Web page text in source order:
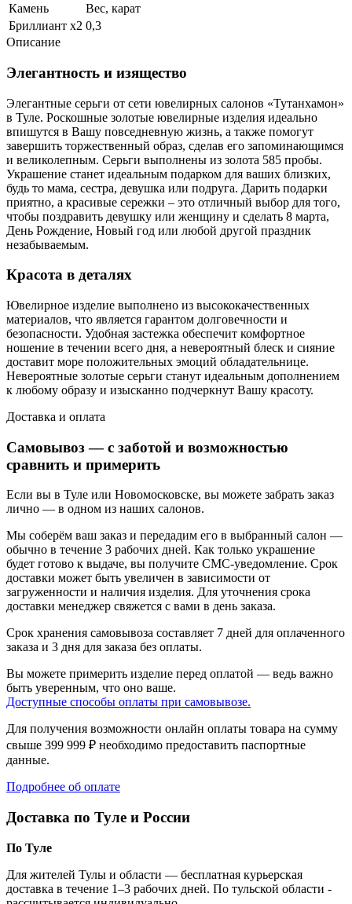
Камень
Вес, карат
Бриллиант х2 0,3
Описание
Элегантность и изящество
Элегантные серьги от сети ювелирных салонов «Тутанхамон»
в Туле. Роскошные золотые ювелирные изделия идеально
впишутся в Вашу повседневную жизнь, а также помогут
завершить торжественный образ, сделав его запоминающимся
и великолепным. Серьги выполнены из золота 585 пробы.
Украшение станет идеальным подарком для ваших близких,
будь то мама, сестра, девушка или подруга. Дарить подарки
приятно, а красивые сережки – это отличный выбор для того,
чтобы поздравить девушку или женщину и сделать 8 марта,
День Рождение, Новый год или любой другой праздник
незабываемым.
Красота в деталях
Ювелирное изделие выполнено из высококачественных
материалов, что является гарантом долговечности и
безопасности. Удобная застежка обеспечит комфортное
ношение в течении всего дня, а невероятный блеск и сияние
доставит море положительных эмоций обладательнице.
Невероятные золотые серьги станут идеальным дополнением
к любому образу и изысканно подчеркнут Вашу красоту.
Доставка и оплата
Самовывоз — с заботой и возможностью
сравнить и примерить
Если вы в Туле или Новомосковске, вы можете забрать заказ
лично — в одном из наших салонов.
Мы соберём ваш заказ и передадим его в выбранный салон —
обычно в течение 3 рабочих дней. Как только украшение
будет готово к выдаче, вы получите СМС-уведомление. Срок
доставки может быть увеличен в зависимости от
загруженности и наличия изделия. Для уточнения срока
доставки менеджер свяжется с вами в день заказа.
Срок хранения самовывоза составляет 7 дней для оплаченного
заказа и 3 дня для заказа без оплаты.
Вы можете примерить изделие перед оплатой — ведь важно
быть уверенным, что оно ваше.
Доступные способы оплаты при самовывозе.
Для получения возможности онлайн оплаты товара на сумму
свыше 399 999 ₽ необходимо предоставить паспортные
данные.
Подробнее об оплате
Доставка по Туле и России
По Туле
Для жителей Тулы и области — бесплатная курьерская
доставка в течение 1–3 рабочих дней. По тульской области -